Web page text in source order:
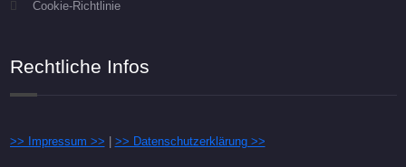
Cookie-Richtlinie
Rechtliche Infos
>> Impressum >> >> Datenschutzerklärung >>